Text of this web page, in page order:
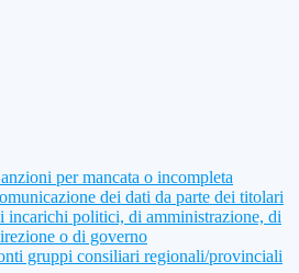
per mancata o incompleta
dei dati da parte dei titolari
incarichi politici, di amministrazione, di
o di governo
gruppi consiliari regionali/provinciali